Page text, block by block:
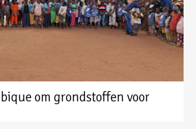
om grondstoffen voor